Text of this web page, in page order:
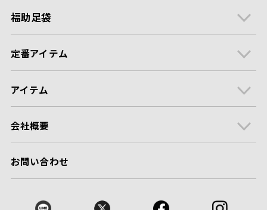
福助足袋
定番アイテム
アイテム
会社概要
お問い合わせ